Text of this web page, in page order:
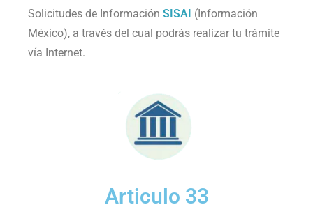
Solicitudes de Información SISAI (Información
México), a través del cual podrás realizar tu trámite
vía Internet.
Articulo 33